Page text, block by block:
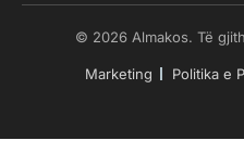
© 2026 Almakos. Të
Marketing Politika e